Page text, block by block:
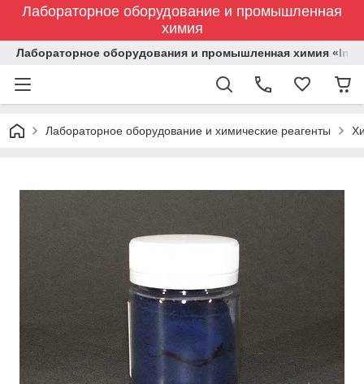
Лабораторное оборудование и промышленная
химия
Лабораторное оборудования и промышленная химия
Лабораторное оборудование и химические реагенты